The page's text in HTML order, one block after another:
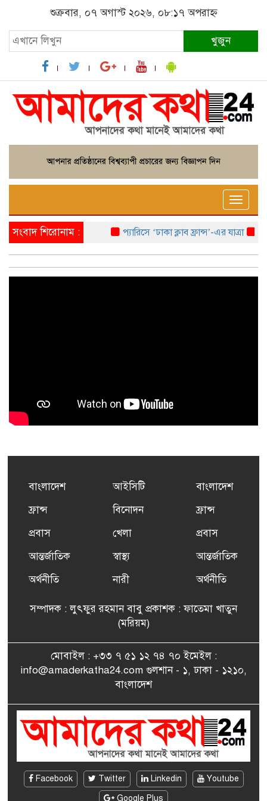
শুক্রবার, ০৭ অগাস্ট ২০২৬, ০৮:১৭ অপরাহ্ন
খুজুন
Toggle
সংবাদ শিরোনাম :
প্যারিসে ‘ঢাকা ক্লাব ফ্রান্স’-এর যাত্রা
বাংলাদেশ
ফ্রান্স
প্রবাস
আন্তর্জাতিক
অর্থনীতি
আইসিটি
বিনোদন
খেলা
স্বাস্থ্য
নারী
বাংলাদেশ
ফ্রান্স
প্রবাস
আন্তর্জাতিক
অর্থনীতি
সম্পাদক : লুৎফুর রহমান বাবু প্রকাশক : ফাতেমা খাতুন
(মরিয়ম)
মোবাইল : +৩৩ ৭ ৫১ ১২ ৭৪ ৭০ ইমেইল :
info@amaderkatha24.com গুলশান - ১, ঢাকা - ১২১০,
বাংলাদেশ
Facebook Twitter Linkedin
Youtube
Google Plus